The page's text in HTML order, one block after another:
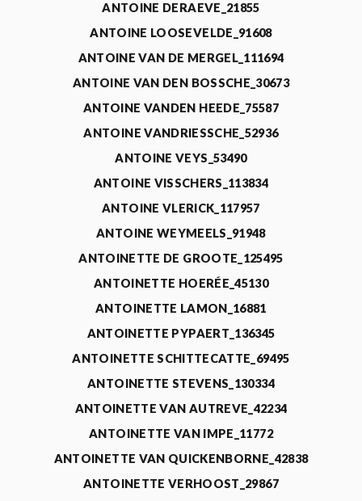
ANTOINE DERAEVE_21855
ANTOINE LOOSEVELDE_91608
ANTOINE VAN DE MERGEL_111694
ANTOINE VAN DEN BOSSCHE_30673
ANTOINE VANDEN HEEDE_75587
ANTOINE VANDRIESSCHE_52936
ANTOINE VEYS_53490
ANTOINE VISSCHERS_113834
ANTOINE VLERICK_117957
ANTOINE WEYMEELS_91948
ANTOINETTE DE GROOTE_125495
ANTOINETTE HOERÉE_45130
ANTOINETTE LAMON_16881
ANTOINETTE PYPAERT_136345
ANTOINETTE SCHITTECATTE_69495
ANTOINETTE STEVENS_130334
ANTOINETTE VAN AUTREVE_42234
ANTOINETTE VAN IMPE_11772
ANTOINETTE VAN QUICKENBORNE_42838
ANTOINETTE VERHOOST_29867